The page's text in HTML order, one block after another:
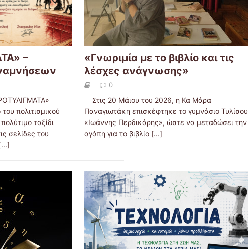
–
πολιτισμικού
ταξίδι
σελίδες του
«Γνωριμία με το βιβλίο και τις
λέσχες ανάγνωσης»
0
Στις 20 Μάιου του 2026, η Κα Μάρα
Παναγιωτάκη επισκέφτηκε το γυμνάσιο Τυλίσου
«Ιωάννης Περδικάρης», ώστε να μεταδώσει την
αγάπη για το βιβλίο [...]